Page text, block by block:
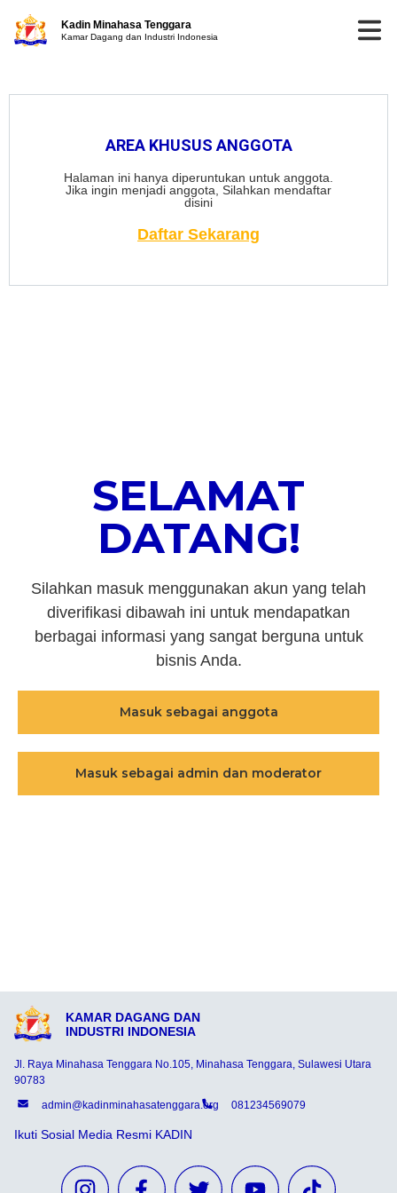
Kadin Minahasa Tenggara
Kamar Dagang dan Industri Indonesia
AREA KHUSUS ANGGOTA
Halaman ini hanya diperuntukan untuk anggota.
Jika ingin menjadi anggota, Silahkan mendaftar
disini
Daftar Sekarang
SELAMAT
DATANG!
Silahkan masuk menggunakan akun yang telah
diverifikasi dibawah ini untuk mendapatkan
berbagai informasi yang sangat berguna untuk
bisnis Anda.
Masuk sebagai anggota
Masuk sebagai admin dan moderator
KAMAR DAGANG DAN
INDUSTRI INDONESIA
Jl. Raya Minahasa Tenggara No.105, Minahasa Tenggara, Sulawesi Utara
90783
admin@kadinminahasatenggara.org
081234569079
Ikuti Sosial Media Resmi KADIN